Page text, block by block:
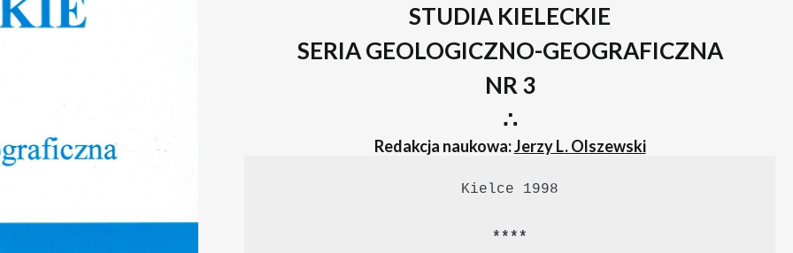
STUDIA KIELECKIE
SERIA GEOLOGICZNO-GEOGRAFICZNA
NR 3
∴
Redakcja naukowa:Jerzy L. Olszewski
Kielce 1998
****